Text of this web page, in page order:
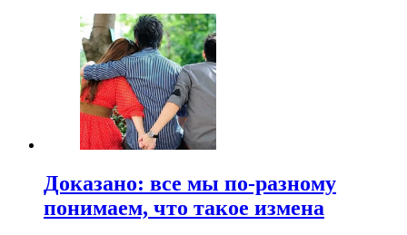
Доказано: все мы по-разному
понимаем, что такое измена